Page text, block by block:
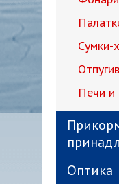
Сумки-
Печи и
Оптика